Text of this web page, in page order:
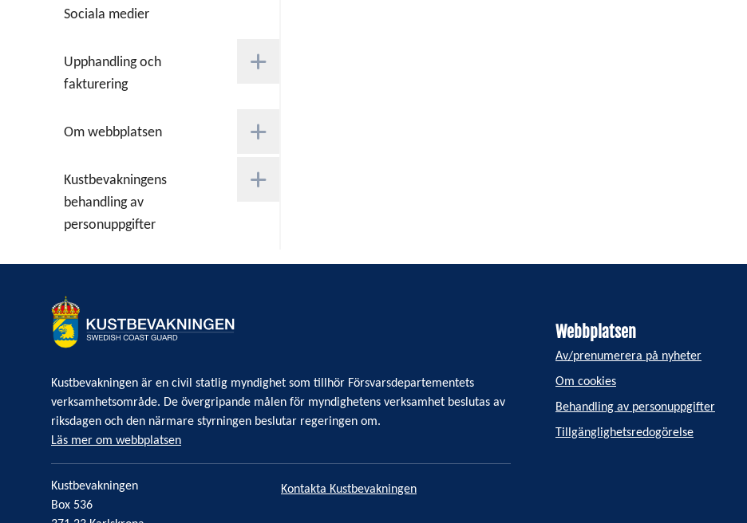
Sociala medier
Upphandling och
fakturering
Om webbplatsen
Kustbevakningens
behandling av
personuppgifter
Kustbevakningen är en civil statlig myndighet som tillhör Försvarsdepartementets
verksamhetsområde. De övergripande målen för myndighetens verksamhet beslutas av
riksdagen och den närmare styrningen beslutar regeringen om.
Läs mer om webbplatsen
Kustbevakningen
Box 536
Kontakta Kustbevakningen
Webbplatsen
Av/prenumerera på nyheter
Om cookies
Behandling av personuppgifter
Tillgänglighetsredogörelse